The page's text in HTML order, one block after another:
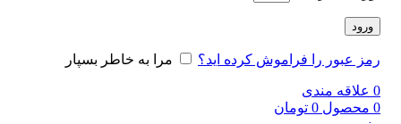
ورود
رمز عبور را فراموش کرده اید؟ مرا به خاطر بسپار
0 علاقه مندی
0 محصول 0 تومان